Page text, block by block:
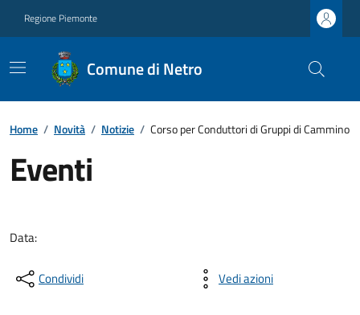
Regione Piemonte
Comune di Netro
Home / Novità / Notizie / Corso per Conduttori di Gruppi di Cammino
Eventi
Data:
Condividi Vedi azioni